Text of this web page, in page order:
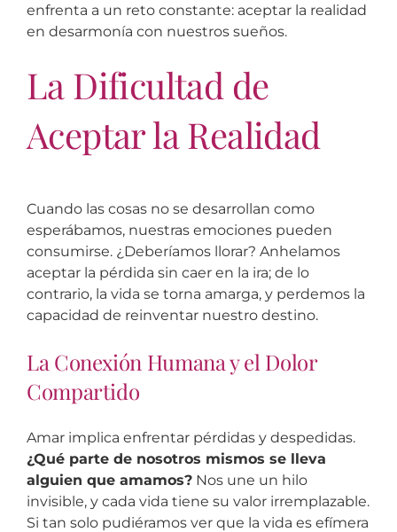
enfrenta a un reto constante: aceptar la realidad
en desarmonía con nuestros sueños.
La Dificultad de
Aceptar la Realidad
Cuando las cosas no se desarrollan como
esperábamos, nuestras emociones pueden
consumirse. ¿Deberíamos llorar? Anhelamos
aceptar la pérdida sin caer en la ira; de lo
contrario, la vida se torna amarga, y perdemos la
capacidad de reinventar nuestro destino.
La Conexión Humana y el Dolor
Compartido
Amar implica enfrentar pérdidas y despedidas.
¿Qué parte de nosotros mismos se lleva
alguien que amamos?Nos une un hilo
invisible, y cada vida tiene su valor irremplazable.
Si tan solo pudiéramos ver que la vida es efímera